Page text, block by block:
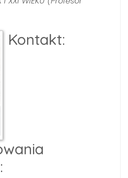
Kontakt: